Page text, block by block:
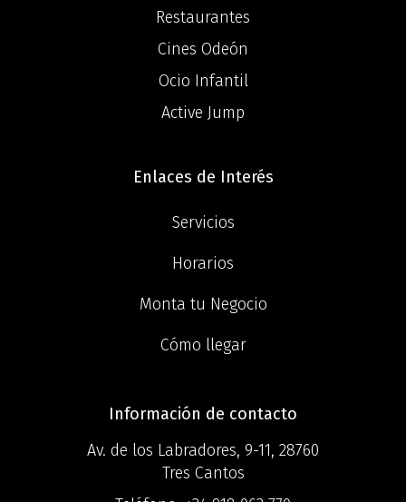
Restaurantes
Cines Odeón
Ocio Infantil
Active Jump
Enlaces de Interés
Servicios
Horarios
Monta tu Negocio
Cómo llegar
Información de contacto
Av. de los Labradores, 9-11, 28760
Tres Cantos